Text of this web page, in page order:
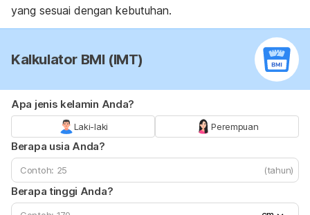
yang sesuai dengan kebutuhan.
Kalkulator BMI (IMT)
Apa jenis kelamin Anda?
Laki-laki Perempuan
Berapa usia Anda?
(tahun)
Berapa tinggi Anda?